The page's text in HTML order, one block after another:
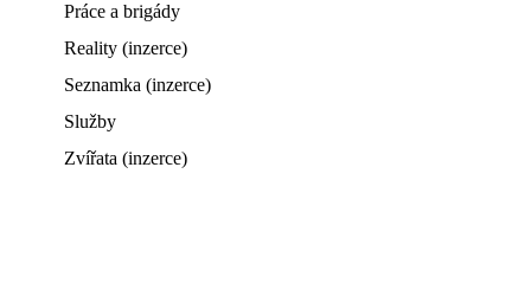
Práce a brigády
Reality (inzerce)
Seznamka (inzerce)
Služby
Zvířata (inzerce)